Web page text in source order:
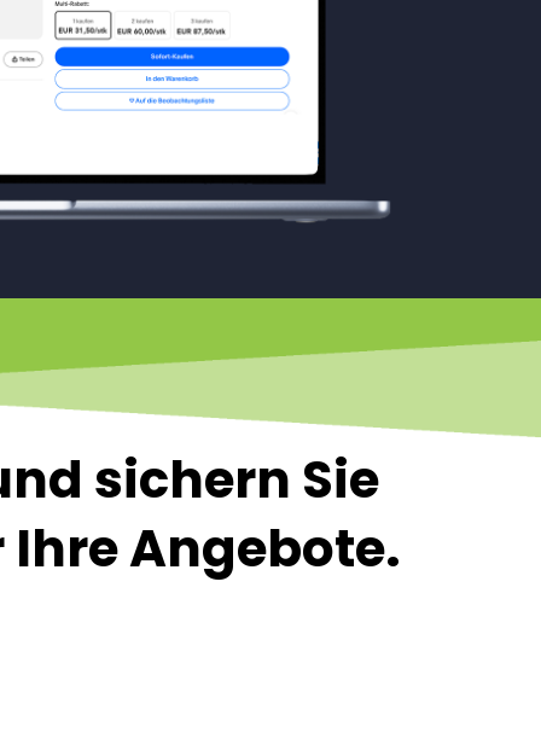
sichern Sie
Angebote.